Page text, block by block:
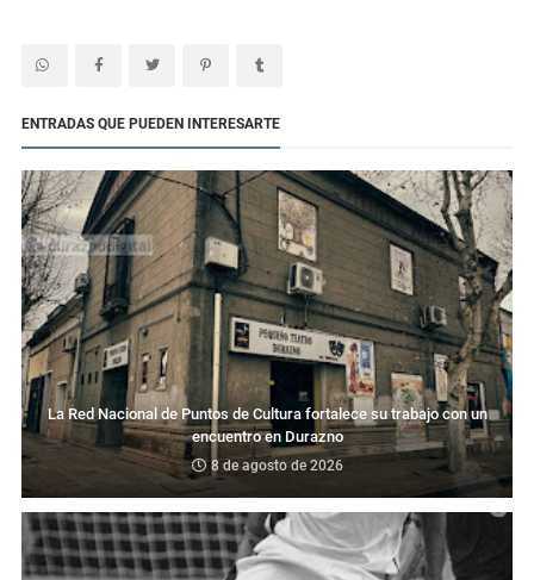
ENTRADAS QUE PUEDEN INTERESARTE
La Red Nacional de Puntos de Cultura fortalece su trabajo con un
encuentro en Durazno
8 de agosto de 2026